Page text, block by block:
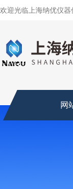
欢迎光临上海纳优仪器
网